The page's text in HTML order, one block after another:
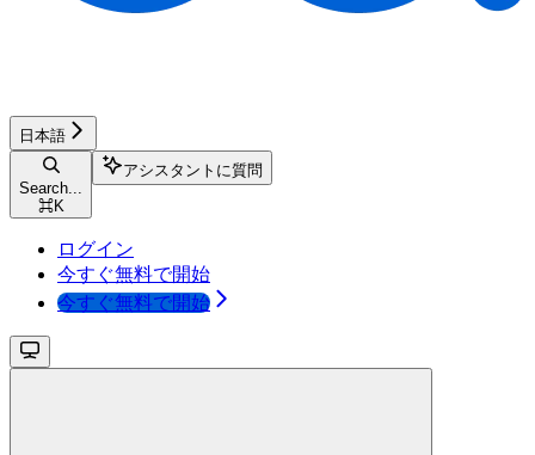
日本語
Search...
⌘K
アシスタントに質問
ログイン
今すぐ無料で開始
今すぐ無料で開始